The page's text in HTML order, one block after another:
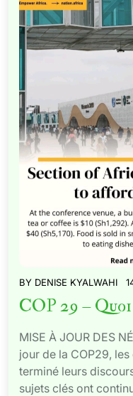
BY DENISE KYALWAHI
COP 29 –
MISE À JOUR DES
jour de la COP29,
terminé leurs
sujets clés ont